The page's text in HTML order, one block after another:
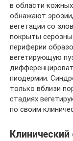
в области
обнажают
вегетации со
покрыты
периферии
вегетирующую
пиодермии.
только вблизи
стадиях
по своим
Клинический